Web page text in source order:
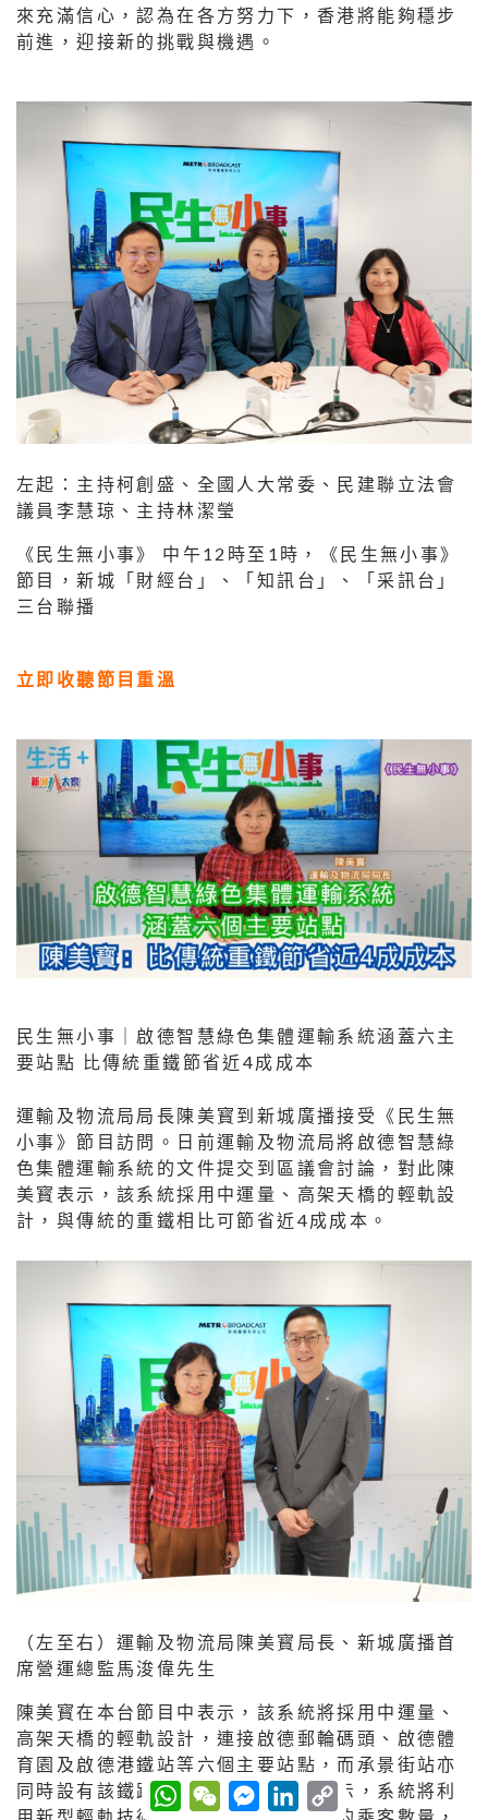
來充滿信心，認為在各方努力下，香港將能夠穩步
前進，迎接新的挑戰與機遇。
左起：主持柯創盛、全國人大常委、民建聯立法會
議員李慧琼、主持林潔瑩
《民生無小事》 中午12時至1時，《民生無小事》
節目，新城「財經台」、「知訊台」、「采訊台」
三台聯播
立即收聽節目重溫
民生無小事｜啟德智慧綠色集體運輸系統涵蓋六主
要站點 比傳統重鐵節省近4成成本
運輸及物流局局長陳美寳到新城廣播接受《民生無
小事》節目訪問。日前運輸及物流局將啟德智慧綠
色集體運輸系統的文件提交到區議會討論，對此陳
美寳表示，該系統採用中運量、高架天橋的輕軌設
計，與傳統的重鐵相比可節省近4成成本。
（左至右）運輸及物流局陳美寳局長、新城廣播首
席營運總監馬浚偉先生
陳美寳在本台節目中表示，該系統將採用中運量、
高架天橋的輕軌設計，連接啟德郵輪碼頭、啟德體
育園及啟德港鐵站等六個主要站點，而承景街站亦
同時設有該鐵路系統的車廠。她亦表示，系統將利
W
h
W
e
M
e
L
C
o